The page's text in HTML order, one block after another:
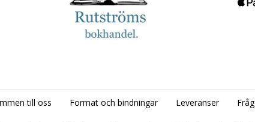
till oss Format och bindningar Leveranser